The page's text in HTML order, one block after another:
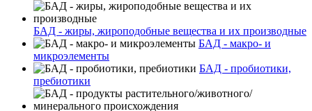
БАД - жиры, жироподобные вещества и их производные
БАД - макро- и
микроэлементы
БАД - пробиотики,
пребиотики